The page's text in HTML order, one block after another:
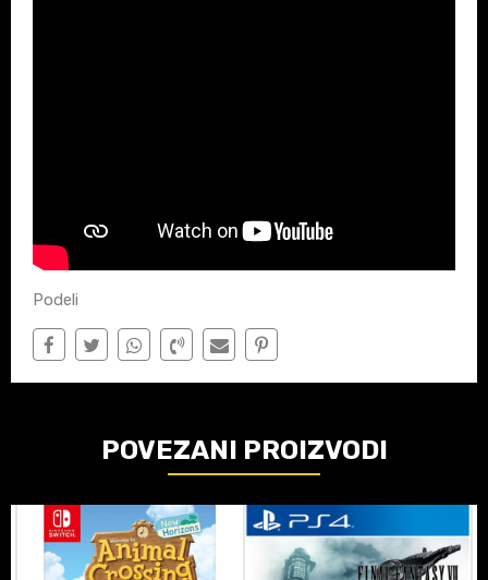
Podeli
POVEZANI PROIZVODI